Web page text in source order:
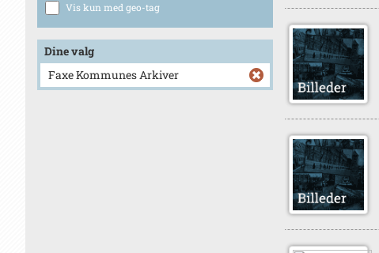
Vis kun med geo-tag
Dine valg
Faxe Kommunes Arkiver